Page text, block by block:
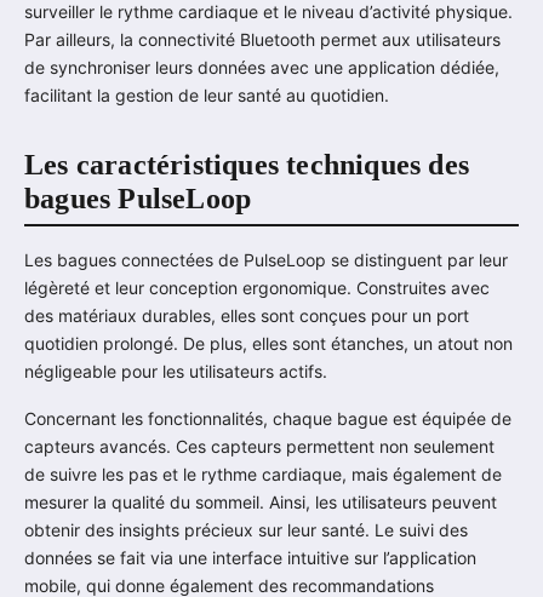
surveiller le rythme cardiaque et le niveau d’activité physique.
Par ailleurs, la connectivité Bluetooth permet aux utilisateurs
de synchroniser leurs données avec une application dédiée,
facilitant la gestion de leur santé au quotidien.
Les caractéristiques techniques des
bagues PulseLoop
Les bagues connectées de PulseLoop se distinguent par leur
légèreté et leur conception ergonomique. Construites avec
des matériaux durables, elles sont conçues pour un port
quotidien prolongé. De plus, elles sont étanches, un atout non
négligeable pour les utilisateurs actifs.
Concernant les fonctionnalités, chaque bague est équipée de
capteurs avancés. Ces capteurs permettent non seulement
de suivre les pas et le rythme cardiaque, mais également de
mesurer la qualité du sommeil. Ainsi, les utilisateurs peuvent
obtenir des insights précieux sur leur santé. Le suivi des
données se fait via une interface intuitive sur l’application
mobile, qui donne également des recommandations